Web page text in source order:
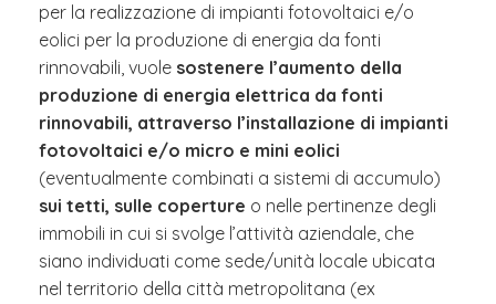
per la realizzazione di impianti fotovoltaici e/o
eolici per la produzione di energia da fonti
rinnovabili, vuole sostenere l’aumento della
produzione di energia elettrica da fonti
rinnovabili, attraverso l’installazione di impianti
fotovoltaici e/o micro e mini eolici
(eventualmente combinati a sistemi di accumulo)
sui tetti, sulle coperture o nelle pertinenze degli
immobili in cui si svolge l’attività aziendale, che
siano individuati come sede/unità locale ubicata
nel territorio della città metropolitana (ex